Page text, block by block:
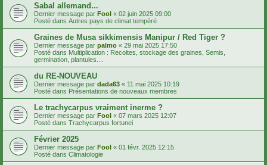
Sabal allemand...
Dernier message par Fool « 02 juin 2025 09:00
Posté dans Autres pays de climat tempéré
Graines de Musa sikkimensis Manipur / Red Tiger ?
Dernier message par palmo « 29 mai 2025 17:50
Posté dans Multiplication : Recoltes, stockage des graines, Semis,
germination, plantules....
du RE-NOUVEAU
Dernier message par dada63 « 11 mai 2025 10:19
Posté dans Présentations de nouveaux membres
Le trachycarpus vraiment inerme ?
Dernier message par Fool « 07 mars 2025 12:07
Posté dans Trachycarpus fortunei
Février 2025
Dernier message par Fool « 01 févr. 2025 12:15
Posté dans Climatologie